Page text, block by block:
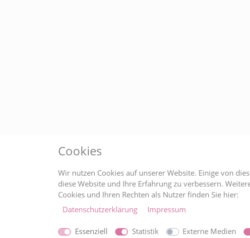
©
Cookies
Wir nutzen Cookies auf unserer Website. Einige von
diese Website und Ihre Erfahrung zu verbessern.
Cookies und Ihren Rechten als Nutzer finden Sie hier:
Daten­schutz­erklärung
Impressum
Essenziell Statistik Externe Medien